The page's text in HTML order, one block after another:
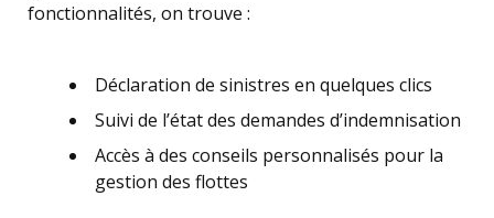
fonctionnalités, on trouve :
Déclaration de sinistres en quelques clics
Suivi de l’état des demandes d’indemnisation
Accès à des conseils personnalisés pour la
gestion des flottes